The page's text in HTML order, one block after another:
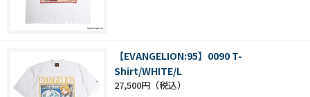
【EVANGELION:95】0090 T-
Shirt/WHITE/L
27,500円